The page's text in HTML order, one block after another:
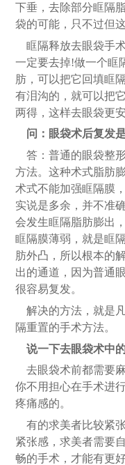
下垂，去除部分眶隔
袋的可能，只不过但
眶隔释放去眼袋手
一定要去掉!做一个眶
肪，可以把它回填眶
有泪沟的，就可以把
两得，这样去眼袋更
问：眼袋术后复发
答：普通的眼袋整
方法。这种术式脂肪
术式不能加强眶隔膜
实说是多余，并不准
会发生眶隔脂肪膨出
眶隔膜薄弱，就是眶
肪外凸，所以根本的
出的通道，因为普通
很容易复发。
解决的方法，就是
隔重置的手术方法。
说一下去眼袋术中
去眼袋术前都需要
你不用担心在手术进
疼痛感的。
有的求美者比较紧
紧张感，求美者需要
畅的手术，才能有更